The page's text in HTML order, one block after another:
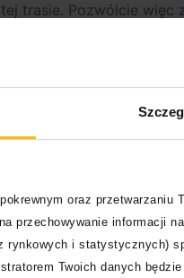
oraz
przechowywanie informacji
i statystycznych)
Twoich danych
trasie. Pozwólcie więc
roku.